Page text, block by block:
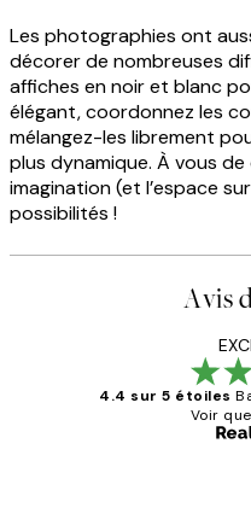
Les photographies ont
décorer de nombreuses
affiches en noir et blanc
élégant, coordonnez les
mélangez-les librement
plus dynamique. À vous
imagination (et l’espace
possibilités !
Avis
4.4 sur 5 étoiles
Voir